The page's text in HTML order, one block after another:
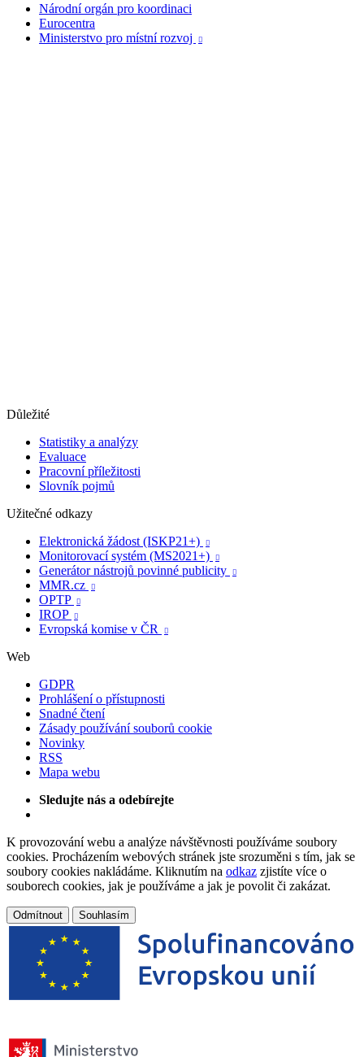
Národní orgán pro koordinaci
Eurocentra
Ministerstvo pro místní rozvoj

Důležité
Statistiky a analýzy
Evaluace
Pracovní příležitosti
Slovník pojmů
Užitečné odkazy
Elektronická žádost (ISKP21+)

Monitorovací systém (MS2021+) 
Generátor nástrojů povinné publicity 
MMR.cz 
OPTP 
IROP 
Evropská komise v ČR 
Web
GDPR
Prohlášení o přístupnosti
Snadné čtení
Zásady používání souborů cookie
Novinky
RSS
Mapa webu
Sledujte nás a odebírejte
K provozování webu a analýze návštěvnosti používáme soubory
cookies. Procházením webových stránek jste srozuměni s tím, jak se
soubory cookies nakládáme. Kliknutím na odkaz zjistíte více o
souborech cookies, jak je používáme a jak je povolit či zakázat.
Odmítnout Souhlasím